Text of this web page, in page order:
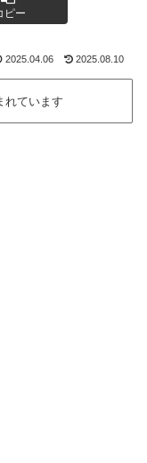
ピー
2025.04.06 2025.08.10
れています